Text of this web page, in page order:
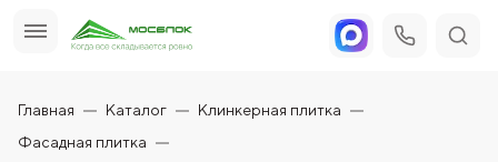
Главная Каталог
Клинкерная плитка
Фасадная плитка